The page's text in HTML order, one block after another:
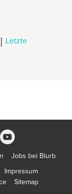
| Letzte
Jobs bei Blurb
Impressum
Sitemap